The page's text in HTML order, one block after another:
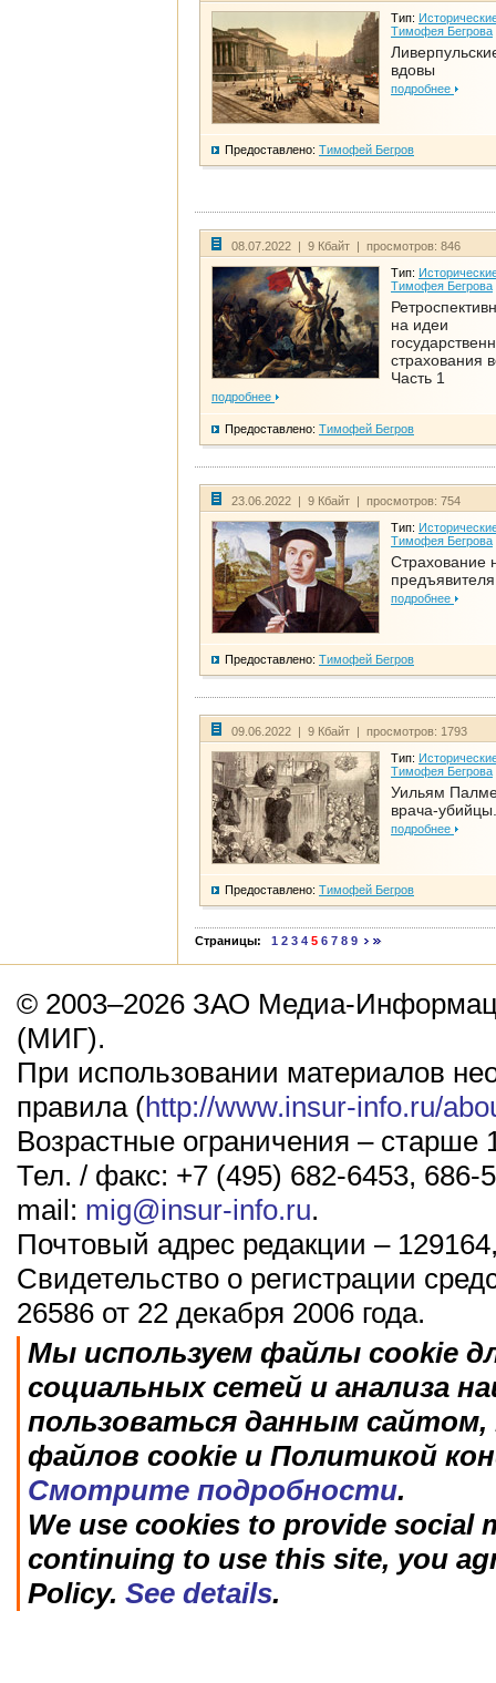
Тип:
Тимофея Бегрова
вдовы
подробнее
Предоставлено: Тимофей Бегров
08.07.2022 | 9 Кбайт | просмотров: 846
Тип:
Тимофея Бегрова
на идеи
страхования
Часть 1
подробнее
Предоставлено: Тимофей Бегров
23.06.2022 | 9 Кбайт | просмотров: 754
Тип:
Тимофея Бегрова
Страхование
предъявителя
подробнее
Предоставлено: Тимофей Бегров
09.06.2022 | 9 Кбайт | просмотров: 1793
Тип:
Тимофея Бегрова
Уильям
врача-
подробнее
Предоставлено: Тимофей Бегров
Страницы: 1 2 3 4 5 6 7 8 9
© 2003–2026 ЗАО Медиа-
(МИГ).
При использовании материалов
правила (http://www.insur-info.ru/
Возрастные ограничения – старше
Тел. / факс: +7 (495) 682-6453, 686-
mail: mig@insur-info.ru.
Почтовый адрес редакции –
Свидетельство о регистрации
26586 от 22 декабря 2006 года.
Мы используем файлы cookie
социальных сетей и анализа
пользоваться данным
файлов cookie и Политикой
Смотрите подробности.
We use cookies to provide social
continuing to use this site, you
Policy. See details.